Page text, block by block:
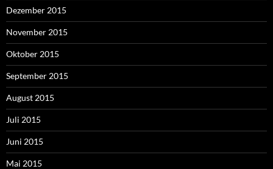
Dezember 2015
November 2015
Oktober 2015
September 2015
August 2015
Juli 2015
Juni 2015
Mai 2015